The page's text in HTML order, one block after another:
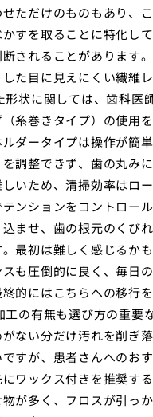
ただけのものもあり、
すを取ることに特化し
されることがあります
た目に見えにくい繊維
形状に関しては、歯科医
糸巻きタイプ）の使用
ダータイプは操作が簡
を調整できず、歯の丸み
いため、清掃効率はロ
ンションをコントロー
ませ、歯の根元のくび
最初は難しく感じるか
も圧倒的に良く、毎日
的にはこちらへの移行
工の有無も選び方の重要
ない分だけ汚れを削ぎ
すが、患者さんへのお
ワックス付きを推奨す
が多く、フロスが引っ